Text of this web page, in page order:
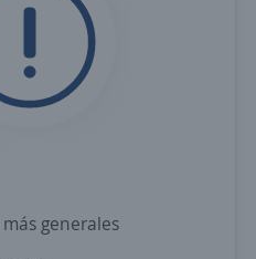
más generales